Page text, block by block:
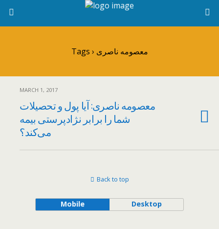
Tags › معصومه ناصری
MARCH 1, 2017
معصومه ناصری: آیا پول و تحصیلات
شما را برابر نژادپرستی بیمه
می‌کند؟
Back to top
Mobile Desktop